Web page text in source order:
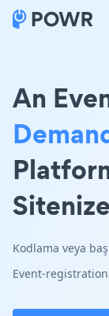
An
Kodlama veya
Event-